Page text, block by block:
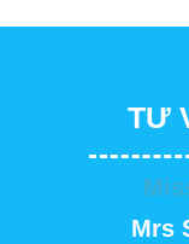
TƯ
Mrs